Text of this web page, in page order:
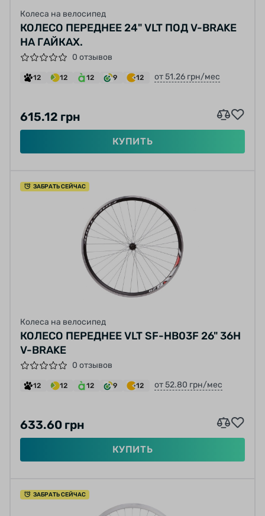
Колеса на велосипед
КОЛЕСО ПЕРЕДНЕЕ 24" VLT ПОД V-BRAKE
НА ГАЙКАХ.
0 отзывов
12 12 12 9 12 от 51.26 грн/мес
615.12 грн
КУПИТЬ
ЗАБРАТЬ СЕЙЧАС
Колеса на велосипед
КОЛЕСО ПЕРЕДНЕЕ VLT SF-HB03F 26" 36H
V-BRAKE
0 отзывов
12 12 12 9 12 от 52.80 грн/мес
633.60 грн
КУПИТЬ
ЗАБРАТЬ СЕЙЧАС